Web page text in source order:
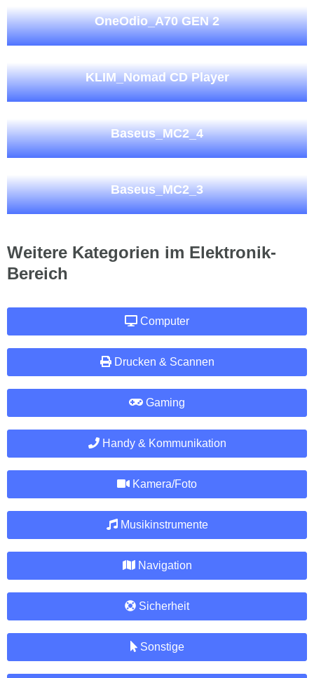
OneOdio_A70 GEN 2
KLIM_Nomad CD Player
Baseus_MC2_4
Baseus_MC2_3
Weitere Kategorien im Elektronik-
Bereich
Computer
Drucken & Scannen
Gaming
Handy & Kommunikation
Kamera/Foto
Musikinstrumente
Navigation
Sicherheit
Sonstige